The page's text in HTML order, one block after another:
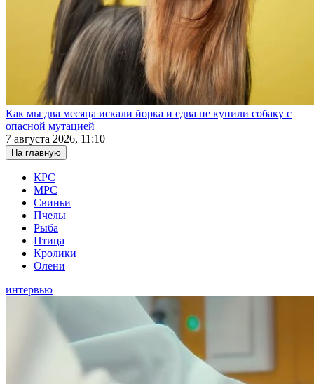
Как мы два месяца искали йорка и едва не купили собаку с
опасной мутацией
7 августа 2026, 11:10
На главную
КРС
МРС
Свиньи
Пчелы
Рыба
Птица
Кролики
Олени
интервью